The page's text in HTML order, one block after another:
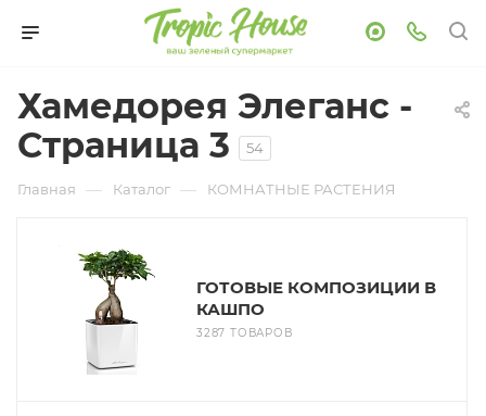
Хамедорея Элеганс -
Страница 3
54
Главная — Каталог — КОМНАТНЫЕ РАСТЕНИЯ
ГОТОВЫЕ КОМПОЗИЦИИ В
КАШПО
3287 ТОВАРОВ